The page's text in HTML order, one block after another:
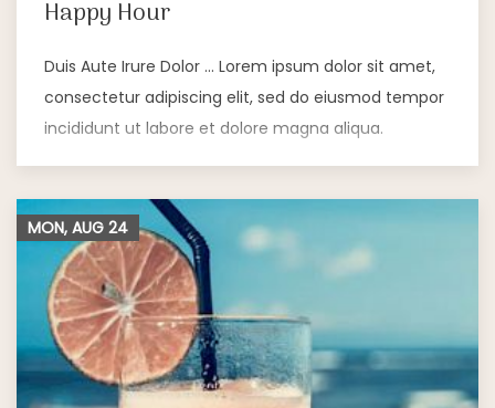
Happy Hour
Duis Aute Irure Dolor … Lorem ipsum dolor sit amet,
consectetur adipiscing elit, sed do eiusmod tempor
incididunt ut labore et dolore magna aliqua.
MON, AUG 24